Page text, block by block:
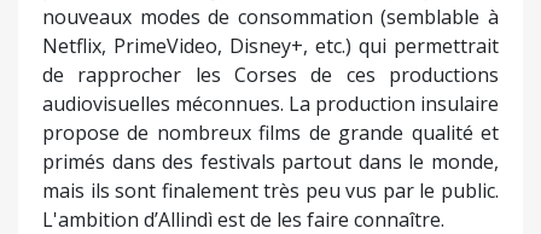
nouveaux modes de consommation (semblable à
Netflix, PrimeVideo, Disney+, etc.) qui permettrait
de rapprocher les Corses de ces productions
audiovisuelles méconnues. La production insulaire
propose de nombreux films de grande qualité et
primés dans des festivals partout dans le monde,
mais ils sont finalement très peu vus par le public.
L'ambition d’Allindì est de les faire connaître.